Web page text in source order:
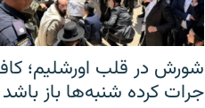
شورش در قلب اورشلیم؛
جرات کرده شنبه‌ها باز باشد